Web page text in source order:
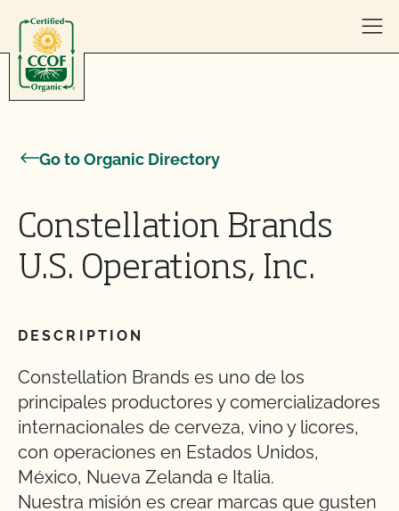
Go to Organic Directory
Constellation Brands
U.S. Operations, Inc.
DESCRIPTION
Constellation Brands es uno de los
principales productores y comercializadores
internacionales de cerveza, vino y licores,
con operaciones en Estados Unidos,
México, Nueva Zelanda e Italia.
Nuestra misión es crear marcas que gusten